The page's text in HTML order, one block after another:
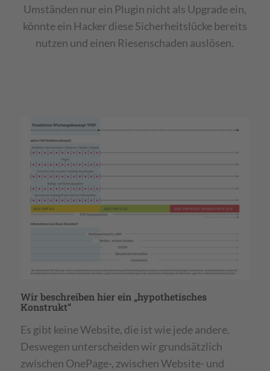
Umständen nur ein Plugin nicht als Upgrade ein,
könnte ein Hacker diese Sicherheitslücke bereits
nutzen und einen Riesenschaden auslösen.
Wir beschreiben hier ein „hypothetisches
Konstrukt“
Es gibt keine Website, die ist wie jede andere.
Deswegen unterscheiden wir grundsätzlich
zwischen OnePage-, zwischen Website- und